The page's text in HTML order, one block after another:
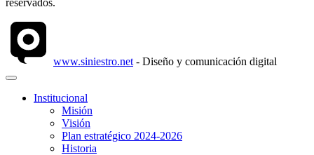
www.siniestro.net - Diseño y comunicación digital
Institucional
Misión
Visión
Plan estratégico 2024-2026
Historia